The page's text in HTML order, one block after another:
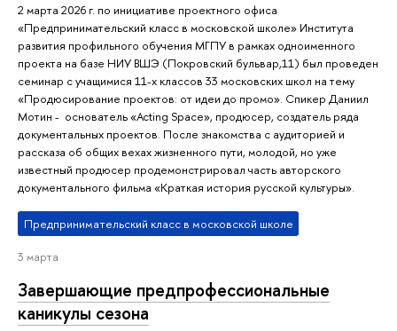
2 марта 2026 г. по инициативе проектного офиса
«Предпринимательский класс в московской школе» Института
развития профильного обучения МГПУ в рамках одноименного
проекта на базе НИУ ВШЭ (Покровский бульвар,11) был проведен
семинар с учащимися 11-х классов 33 московских школ на тему
«Продюсирование проектов: от идеи до промо». Спикер Даниил
Мотин - основатель «Acting Space», продюсер, создатель ряда
документальных проектов. После знакомства с аудиторией и
рассказа об общих вехах жизненного пути, молодой, но уже
известный продюсер продемонстрировал часть авторского
документального фильма «Краткая история русской культуры».
Предпринимательский класс в московской школе
3 марта
Завершающие предпрофессиональные
каникулы сезона